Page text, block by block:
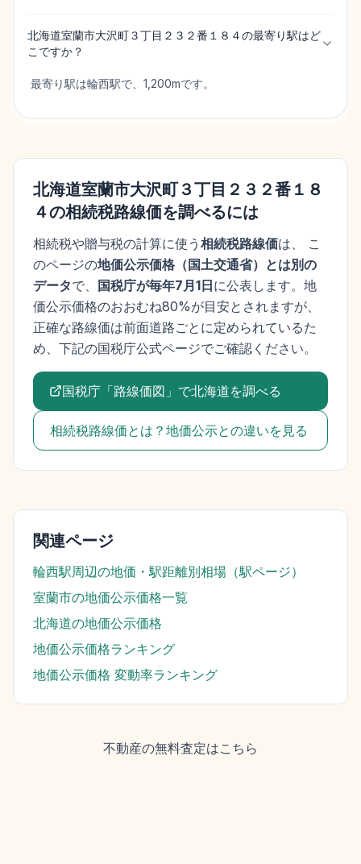
北海道室蘭市大沢町３丁目２３２番１８４の最寄り駅はど
こですか？
最寄り駅は輪西駅で、1,200mです。
北海道室蘭市大沢町３丁目２３２番１８
４の相続税路線価を調べるには
相続税や贈与税の計算に使う 相続税路線価は、 こ
のページの地価公示価格 （ 国土交通省）とは別の
データで、 国税庁が毎年7月1日に公表します。 地
価公示価格のおおむね80%が目安とされますが、
正確な路線価は前面道路ごとに定められているた
め、下記の国税庁公式ページでご確認ください。
国税庁「路線価図」で北海道を調べる
相続税路線価とは？地価公示との違いを見る
関連ページ
輪西駅周辺の地価・駅距離別相場（駅ページ）
室蘭市の地価公示価格一覧
北海道の地価公示価格
地価公示価格ランキング
地価公示価格 変動率ランキング
不動産の無料査定はこちら